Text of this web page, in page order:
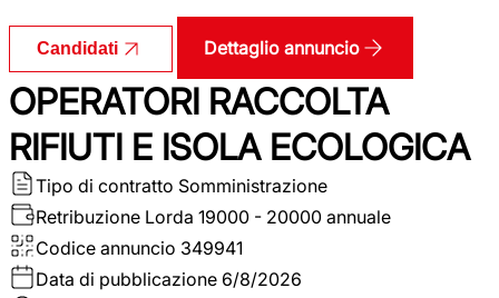
Candidati Dettaglio annuncio
OPERATORI RACCOLTA
RIFIUTI E ISOLA ECOLOGICA
Tipo di contratto Somministrazione
Retribuzione Lorda 19000 - 20000 annuale
Codice annuncio 349941
Data di pubblicazione 6/8/2026